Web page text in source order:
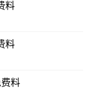
料
料
料